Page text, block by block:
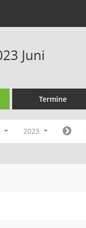
Juni
Termine
2023